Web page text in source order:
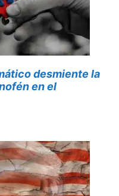
desmiente la
en el